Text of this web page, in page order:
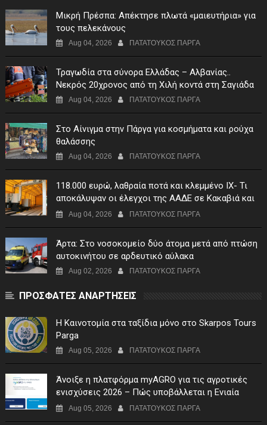
Μικρή Πρέσπα: Απέκτησε πλωτά «μαιευτήρια» για
τους πελεκάνους
Aug 04, 2026 ΠΑΤΑΤΟΥΚΟΣ ΠΑΡΓΑ
Τραγωδία στα σύνορα Ελλάδας – Αλβανίας..
Νεκρός 20χρονος από τη Χιλή κοντά στη Σαγιάδα
Aug 04, 2026 ΠΑΤΑΤΟΥΚΟΣ ΠΑΡΓΑ
Στο Αίνιγμα στην Πάργα για κοσμήματα και ρούχα
θαλάσσης
Aug 04, 2026 ΠΑΤΑΤΟΥΚΟΣ ΠΑΡΓΑ
118.000 ευρώ, λαθραία ποτά και κλεμμένο ΙΧ- Τι
αποκάλυψαν οι έλεγχοι της ΑΑΔΕ σε Κακαβιά και
Μαυρομάτι
Aug 04, 2026 ΠΑΤΑΤΟΥΚΟΣ ΠΑΡΓΑ
Άρτα: Στο νοσοκομείο δύο άτομα μετά από πτώση
αυτοκινήτου σε αρδευτικό αύλακα
Aug 02, 2026 ΠΑΤΑΤΟΥΚΟΣ ΠΑΡΓΑ
ΠΡΟΣΦΑΤΕΣ ΑΝΑΡΤΗΣΕΙΣ
Η Καινοτομία στα ταξίδια μόνο στο Skarpos Tours
Parga
Aug 05, 2026 ΠΑΤΑΤΟΥΚΟΣ ΠΑΡΓΑ
Άνοιξε η πλατφόρμα myAGRO για τις αγροτικές
ενισχύσεις 2026 – Πώς υποβάλλεται η Ενιαία
Αίτηση Ενίσχυσης
Aug 05, 2026 ΠΑΤΑΤΟΥΚΟΣ ΠΑΡΓΑ